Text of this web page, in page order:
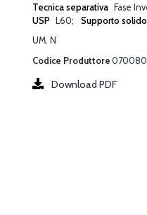
Tecnica separativa
Fase
USP
L60 Supporto solido
UM. N
Download PDF
Codice Produttore 070080